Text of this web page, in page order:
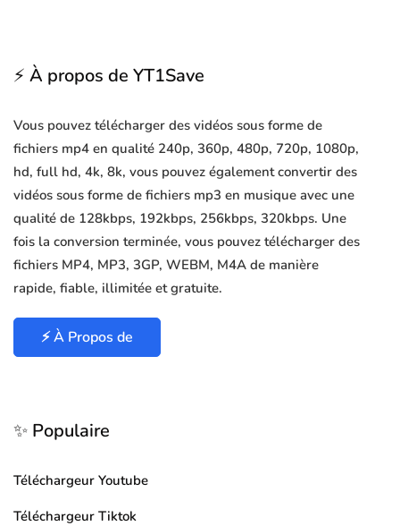
⚡ À propos de YT1Save
Vous pouvez télécharger des vidéos sous forme de
fichiers mp4 en qualité 240p, 360p, 480p, 720p, 1080p,
hd, full hd, 4k, 8k, vous pouvez également convertir des
vidéos sous forme de fichiers mp3 en musique avec une
qualité de 128kbps, 192kbps, 256kbps, 320kbps. Une
fois la conversion terminée, vous pouvez télécharger des
fichiers MP4, MP3, 3GP, WEBM, M4A de manière
rapide, fiable, illimitée et gratuite.
⚡ À Propos de
✨ Populaire
Téléchargeur Youtube
Téléchargeur Tiktok